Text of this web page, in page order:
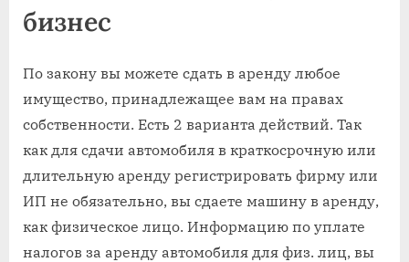
бизнес
По закону вы можете сдать в аренду любое
имущество, принадлежащее вам на правах
собственности. Есть 2 варианта действий. Так
как для сдачи автомобиля в краткосрочную или
длительную аренду регистрировать фирму или
ИП не обязательно, вы сдаете машину в аренду,
как физическое лицо. Информацию по уплате
налогов за аренду автомобиля для физ. лиц, вы